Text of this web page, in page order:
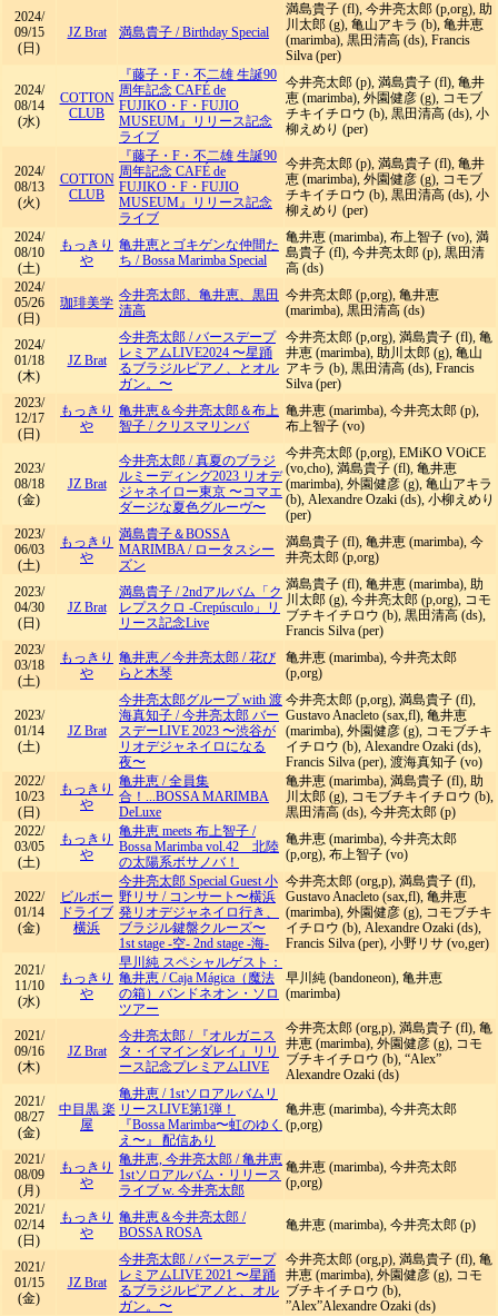
2024/
09/15
(日)
JZ Brat 満島貴子 /Birthday Special
満島貴子 (fl), 今井亮太郎 (p,org), 助
川太郎 (g), 亀山アキラ (b), 亀井恵
(marimba), 黒田清高 (ds), Francis
Silva (per)
2024/
08/14
(水)
COTTON
CLUB
『藤子・F・不二雄 生誕90
周年記念 CAFÉ de
FUJIKO・F・FUJIO
MUSEUM』リリース記念
ライブ
今井亮太郎 (p), 満島貴子 (fl), 亀井
恵 (marimba), 外園健彦 (g), コモブ
チキイチロウ (b), 黒田清高 (ds), 小
柳えめり (per)
2024/
08/13
(火)
COTTON
CLUB
『藤子・F・不二雄 生誕90
周年記念 CAFÉ de
FUJIKO・F・FUJIO
MUSEUM』リリース記念
ライブ
今井亮太郎 (p), 満島貴子 (fl), 亀井
恵 (marimba), 外園健彦 (g), コモブ
チキイチロウ (b), 黒田清高 (ds), 小
柳えめり (per)
2024/
08/10
(土)
もっきり
や
亀井恵とゴキゲンな仲間た
ち /Bossa Marimba Special
亀井恵 (marimba), 布上智子 (vo), 満
島貴子 (fl), 今井亮太郎 (p), 黒田清
高 (ds)
2024/
05/26
(日)
珈琲美学 今井亮太郎、亀井恵、黒田
清高
今井亮太郎 (p,org), 亀井恵
(marimba), 黒田清高 (ds)
2024/
01/18
(木)
JZ Brat
今井亮太郎 /バースデープ
レミアムLIVE2024 〜星踊
るブラジルピアノ、とオル
ガン。〜
今井亮太郎 (p,org), 満島貴子 (fl), 亀
井恵 (marimba), 助川太郎 (g), 亀山
アキラ (b), 黒田清高 (ds), Francis
Silva (per)
2023/
12/17
(日)
もっきり
や
亀井恵＆今井亮太郎＆布上
智子 / クリスマリンバ
亀井恵 (marimba), 今井亮太郎 (p),
布上智子 (vo)
2023/
08/18
(金)
JZ Brat
今井亮太郎 /真夏のブラジ
ルミーディング2023 リオデ
ジャネイロー東京 〜コマエ
ダージな夏色グルーヴ〜
今井亮太郎 (p,org), EMiKO VOiCE
(vo,cho), 満島貴子 (fl), 亀井恵
(marimba), 外園健彦 (g), 亀山アキラ
(b), Alexandre Ozaki (ds), 小柳えめり
(per)
2023/
06/03
(土)
もっきり
や
満島貴子＆BOSSA
MARIMBA/ ロータスシー
ズン
満島貴子 (fl), 亀井恵 (marimba), 今
井亮太郎 (p,org)
2023/
04/30
(日)
JZ Brat
満島貴子 /2ndアルバム「ク
レプスクロ -Crepúsculo」リ
リース記念Live
満島貴子 (fl), 亀井恵 (marimba), 助
川太郎 (g), 今井亮太郎 (p,org), コモ
ブチキイチロウ (b), 黒田清高 (ds),
Francis Silva (per)
2023/
03/18
(土)
もっきり
や
亀井恵／今井亮太郎 /花び
らと木琴
亀井恵 (marimba), 今井亮太郎
(p,org)
2023/
01/14
(土)
JZ Brat
今井亮太郎グループ with 渡
海真知子 /今井亮太郎 バー
スデーLIVE 2023 〜渋谷が
リオデジャネイロになる
夜〜
今井亮太郎 (p,org), 満島貴子 (fl),
Gustavo Anacleto (sax,fl), 亀井恵
(marimba), 外園健彦 (g), コモブチキ
イチロウ (b), Alexandre Ozaki (ds),
Francis Silva (per), 渡海真知子 (vo)
2022/
10/23
(日)
もっきり
や
亀井恵 /全員集
合！...BOSSA MARIMBA
DeLuxe
亀井恵 (marimba), 満島貴子 (fl), 助
川太郎 (g), コモブチキイチロウ (b),
黒田清高 (ds), 今井亮太郎 (p)
2022/
03/05
(土)
もっきり
や
亀井恵 meets 布上智子 /
Bossa Marimba vol.42 北陸
の太陽系ボサノバ！
亀井恵 (marimba), 今井亮太郎
(p,org), 布上智子 (vo)
2022/
01/14
(金)
ビルボー
ドライブ
横浜
今井亮太郎 Special Guest 小
野リサ / コンサート〜横浜
発リオデジャネイロ行き、
ブラジル鍵盤クルーズ〜
1st stage -空- 2nd stage -海-
今井亮太郎 (org,p), 満島貴子 (fl),
Gustavo Anacleto (sax,fl), 亀井恵
(marimba), 外園健彦 (g), コモブチキ
イチロウ (b), Alexandre Ozaki (ds),
Francis Silva (per), 小野リサ (vo,ger)
2021/
11/10
(水)
もっきり
や
早川純 スペシャルゲスト：
亀井恵 /Caja Mágica（魔法
の箱）バンドネオン・ソロ
ツアー
早川純 (bandoneon), 亀井恵
(marimba)
2021/
09/16
(木)
JZ Brat
今井亮太郎 /
『オルガニス
タ・イマインダレイ』リリ
ース記念プレミアムLIVE
今井亮太郎 (org,p), 満島貴子 (fl), 亀
井恵 (marimba), 外園健彦 (g), コモ
ブチキイチロウ (b), “Alex”
Alexandre Ozaki (ds)
2021/
08/27
(金)
中目黒 楽
屋
亀井恵 / 1stソロアルバムリ
リースLIVE第1弾！
『Bossa Marimba〜虹のゆく
え〜』 配信あり
亀井恵 (marimba), 今井亮太郎
(p,org)
2021/
08/09
(月)
もっきり
や
亀井恵, 今井亮太郎 /亀井恵
1stソロアルバム・リリース
ライブ w. 今井亮太郎
亀井恵 (marimba), 今井亮太郎
(p,org)
2021/
02/14
(日)
もっきり
や
亀井恵＆今井亮太郎 /
BOSSA ROSA
亀井恵 (marimba), 今井亮太郎 (p)
2021/
01/15
(金)
JZ Brat
今井亮太郎 /バースデープ
レミアムLIVE 2021 〜星踊
るブラジルピアノと、オル
ガン。〜
今井亮太郎 (org,p), 満島貴子 (fl), 亀
井恵 (marimba), 外園健彦 (g), コモ
ブチキイチロウ (b),
”Alex”Alexandre Ozaki (ds)